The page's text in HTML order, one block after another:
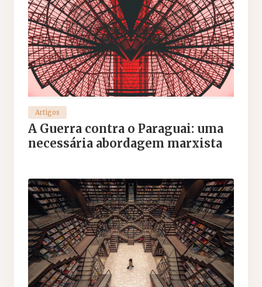
Artigos
A Guerra contra o Paraguai: uma
necessária abordagem marxista